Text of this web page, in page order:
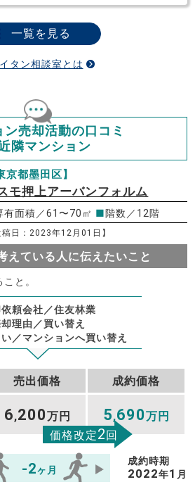
一覧を見る
タン相談室とは
ン売却活動の口コミ
隣マンション
京都墨田区】
モ押上アーバンフォルム
有面積／61〜70㎡ ■階数／12階
稿日：2023年12月01日】
えている人に伝えたいこと
と。
頼会社／住友林業
理由／買い替え
／マンションへ買い替え
売出価格 成約価格
6,200万円 5,690万円
価格改定2回
-2ヶ月
成約時期
2022年1 月